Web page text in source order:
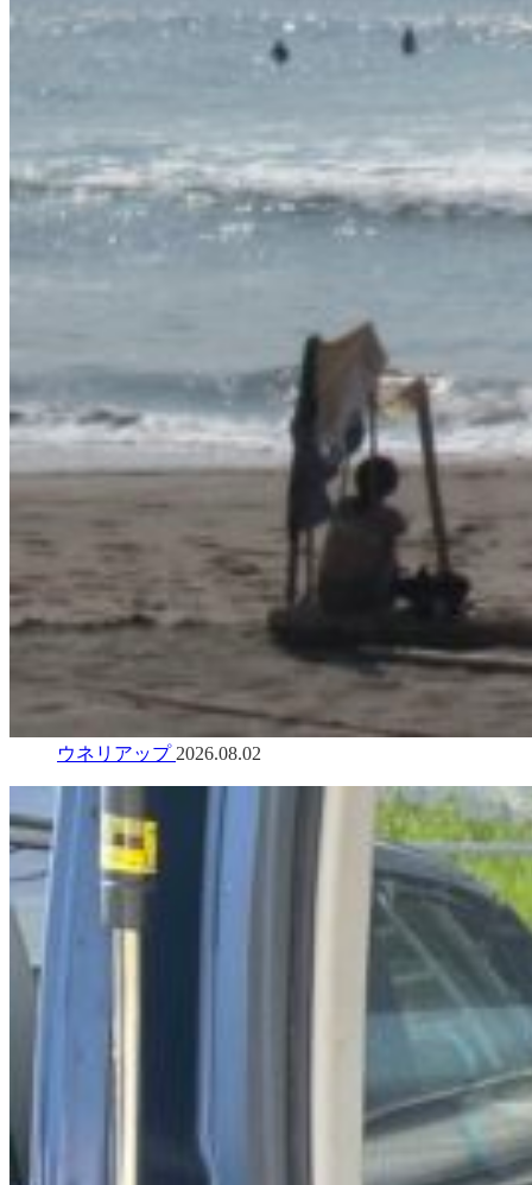
ウネリアップ 2026.08.02